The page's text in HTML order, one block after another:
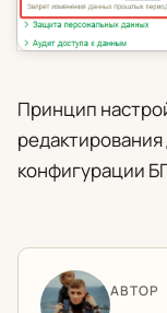
Принцип
конфигурации
АВТОР